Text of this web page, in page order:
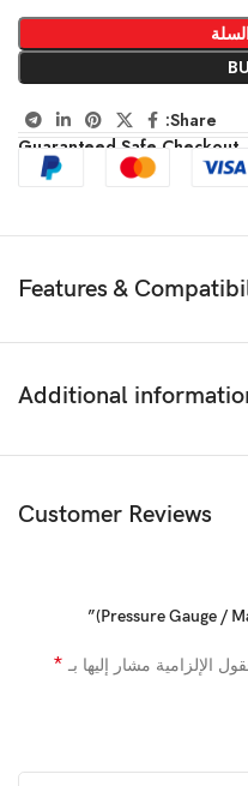
Share:
Guaranteed Safe Checkout
Features &
Additional
Customer Reviews
الإلزامية مشار إليها بـ *